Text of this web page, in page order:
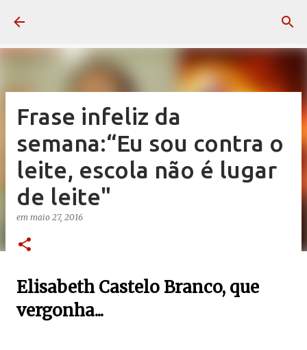
Frase infeliz da
semana:“Eu sou contra o
leite, escola não é lugar
de leite"
em maio 27, 2016
Elisabeth Castelo Branco, que
vergonha...